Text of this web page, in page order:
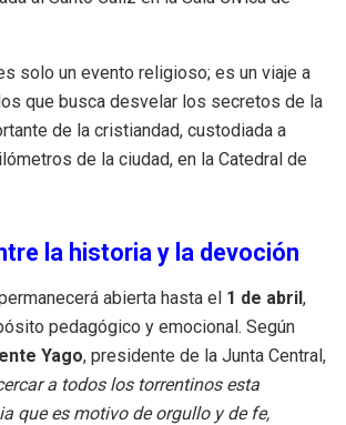
solo un evento religioso; es un viaje a
que busca desvelar los secretos de la
de la cristiandad, custodiada a
de la ciudad, en la Catedral de
la historia y la devoción
abierta hasta el 1 de abril,
pedagógico y emocional. Según
Yago, presidente de la Junta Central,
a todos los torrentinos esta
que es motivo de orgullo y de fe,